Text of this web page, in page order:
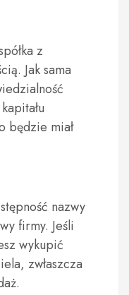
z
Jak sama
będzie miał
nazwy
firmy. Jeśli
wykupić
zwłaszcza